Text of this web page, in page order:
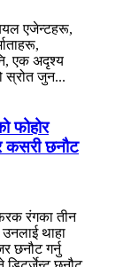
एजेन्टहरू,
एक अदृश्य
स्रोत जुन...
फोहोर
कसरी छनौट
रंगका तीन
उनलाई थाहा
छनौट गर्नु